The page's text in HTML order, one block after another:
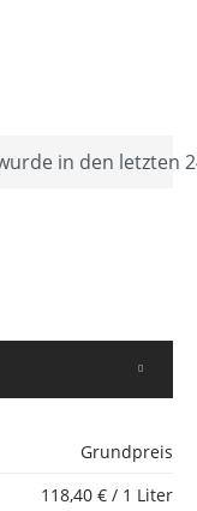
in den letzten
Grundpreis
118,40 € / 1 Liter